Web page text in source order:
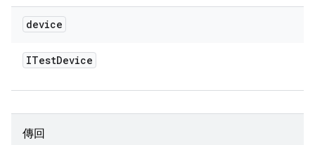
device
ITestDevice
傳回